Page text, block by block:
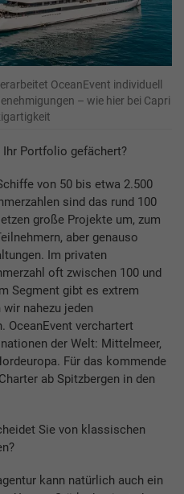
OceanEvent individuell
– wie hier bei Capri
Portfolio gefächert?
von 50 bis etwa 2.500
sind das rund 100
große Projekte um, zum
aber genauso
Im privaten
oft zwischen 100 und
Segment gibt es extrem
nahezu jeden
OceanEvent verchartert
der Welt: Mittelmeer,
Für das kommende
ab Spitzbergen in den
Sie von klassischen
kann natürlich auch ein